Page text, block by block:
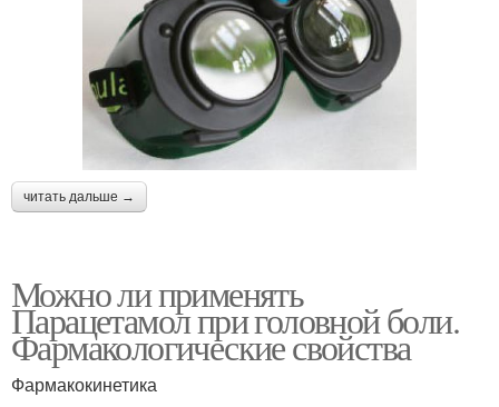
читать дальше →
Можно ли применять
Парацетамол при головной боли.
Фармакологические свойства
Фармакокинетика